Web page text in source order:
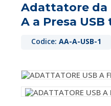
Adattatore da
A a Presa USB
Codice: AA-A-USB-1